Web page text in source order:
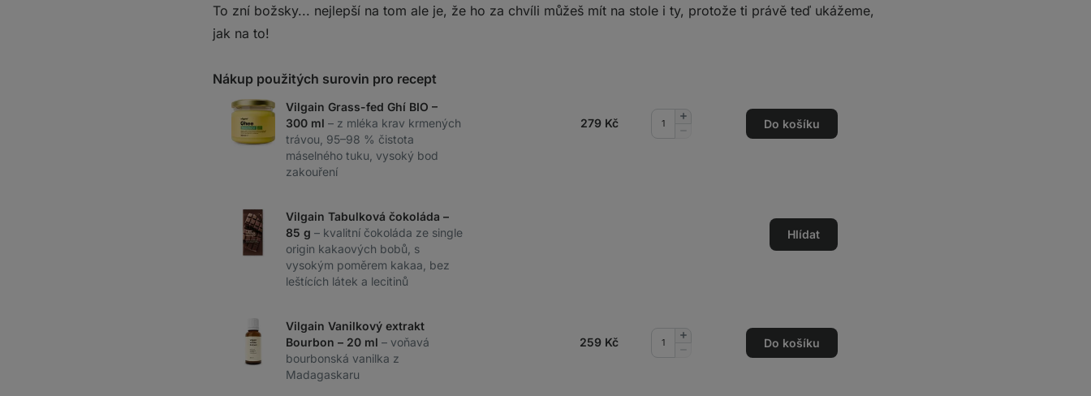
To zní božsky... nejlepší na tom ale je, že ho za chvíli můžeš mít na stole i ty, protože ti právě teď ukážeme,
jak na to!
Nákup použitých surovin pro recept
Vilgain Grass-fed Ghí BIO –
300 ml – z mléka krav krmených
trávou, 95–98 % čistota
máselného tuku, vysoký bod
zakouření
279 Kč
Přidat
Do košíku
Vilgain Tabulková čokoláda –
85 g – kvalitní čokoláda ze single
origin kakaových bobů, s
vysokým poměrem kakaa, bez
leštících látek a lecitinů
Hlídat
Vilgain Vanilkový extrakt
Bourbon – 20 ml – voňavá
bourbonská vanilka z
Madagaskaru
259 Kč
Přidat
Do košíku